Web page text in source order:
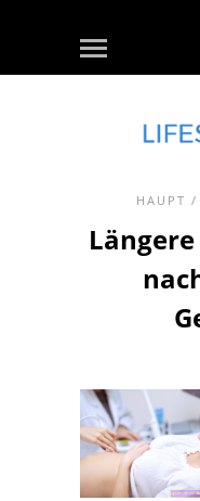
HAUPT /